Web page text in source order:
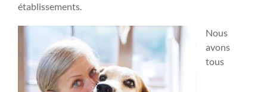
établissements.
Nous
avons
tous